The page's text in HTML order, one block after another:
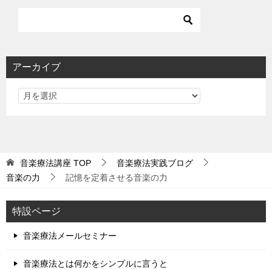
アーカイブ
音楽療法講座 TOP
音楽療法実践ブログ
音楽の力
記憶を定着させる音楽の力
特設ページ
音楽療法メールセミナー
音楽療法とは何かをシンプルに言うと